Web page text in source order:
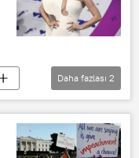
Daha fazlası 2